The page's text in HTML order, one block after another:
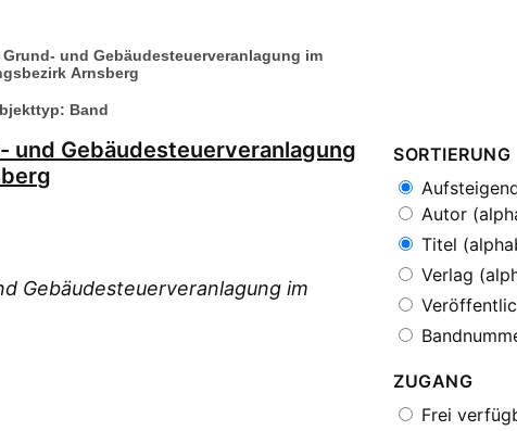
und Gebäudesteuerveranlagung im
Arnsberg
Band
und Gebäudesteuerveranlagung
Gebäudesteuerveranlagung im
SORTIERUNG
Autor
Titel
Verlag
ZUGANG
Frei